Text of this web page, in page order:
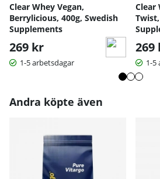
Clear Whey Vegan,
Berrylicious, 400g, Swedish
Supplements
269 kr
1-5 arbetsdagar
Clear
269
1-5
Andra köpte även